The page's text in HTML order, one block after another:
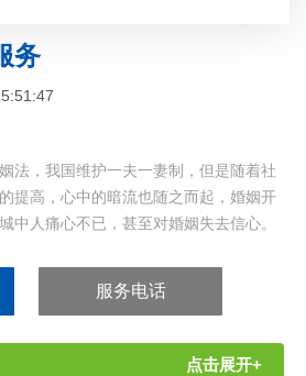
务
法，我国维护一夫一妻制，但是随着社
提高，心中的暗流也随之而起，婚姻开
中人痛心不已，甚至对婚姻失去信心。
服务电话
点击展开+